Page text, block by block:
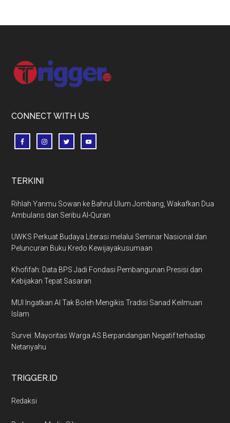
Footer
CONNECT WITH US
TERKINI
Rihlah Yanmu Sowan ke Bahrul Ulum Jombang, Wakafkan Dua
Ambulans dan Seribu Al-Quran
UWKS Perkuat Budaya Literasi melalui Seminar Nasional dan
Peluncuran Buku Kredo Kewijayakusumaan
Khofifah: Data BPS Jadi Fondasi Pembangunan Presisi dan
Kebijakan Tepat Sasaran
MUI Ingatkan AI Tak Boleh Mengikis Tradisi Sanad Keilmuan
Islam
Survei: Mayoritas Warga AS Berpandangan Negatif terhadap
Netanyahu
TRIGGER.ID
Redaksi